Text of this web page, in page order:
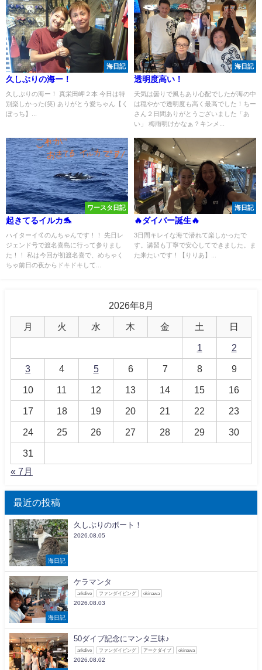
海日記
久しぶりの海ー！
久しぶりの海ー！ 真栄田岬２本 今日は特
別楽しかった(笑) ありがとう愛ちゃん【く
ぼっち】...
海日記
透明度高い！
天気は曇りで風もあり心配でしたが海の中
は穏やかで透明度も高く最高でした！ちー
さん２日間ありがとうございました「あ
い」 梅雨明けかなぁ？キンメ...
ワースタ日記
起きてるイルカ🐬
ハイターイ🤙のんちゃんです！！ 先日レ
ジェンド号で渡名喜島に行って参りまし
た！！ 私は今回が初渡名喜で、めちゃく
ちゃ前日の夜からドキドキして...
海日記
🔥ダイバー誕生🔥
3日間キレイな海で潜れて楽しかったで
す。講習も丁寧で安心してできました。ま
た来たいです！【りりあ】...
2026年8月
月 火 水 木 金 土 日
1 2
3 4 5 6 7 8 9
10 11 12 13 14 15 16
17 18 19 20 21 22 23
24 25 26 27 28 29 30
31
« 7月
最近の投稿
海日記
久しぶりのボート！
2026.08.05
海日記
ケラマンタ
arkdive ファンダイビング okinawa
2026.08.03
50ダイブ記念にマンタ三昧♪
arkdive ファンダイビング アークダイブ okinawa
2026.08.02